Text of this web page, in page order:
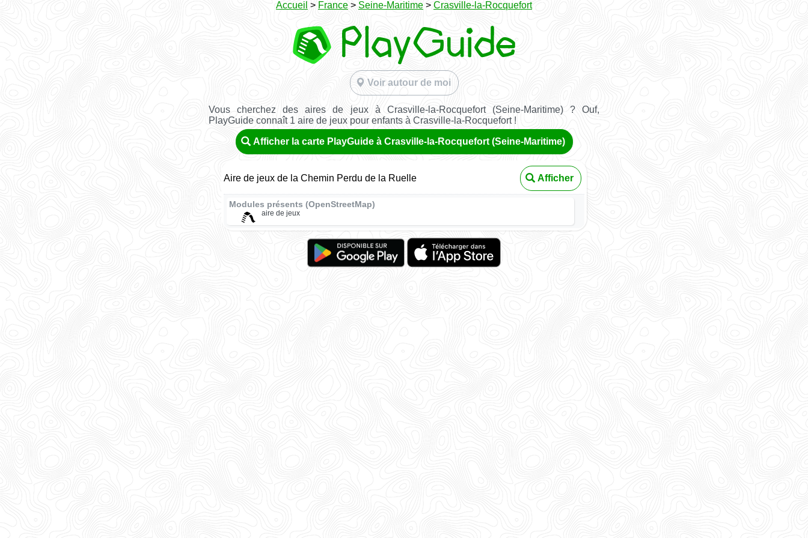
Accueil > France > Seine-Maritime > Crasville-la-Rocquefort
Voir autour de moi
Vous cherchez des aires de jeux à Crasville-la-Rocquefort (Seine-Maritime) ? Ouf,
PlayGuide connaît 1 aire de jeux pour enfants à Crasville-la-Rocquefort !
Afficher la carte PlayGuide à Crasville-la-Rocquefort (Seine-Maritime)
Aire de jeux de la Chemin Perdu de la Ruelle Afficher
Modules présents (OpenStreetMap)
aire de jeux